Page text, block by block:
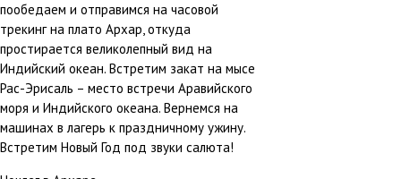
пообедаем и отправимся на часовой
трекинг на плато Архар, откуда
простирается великолепный вид на
Индийский океан. Встретим закат на мысе
Рас-Эрисаль – место встречи Аравийского
моря и Индийского океана. Вернемся на
машинах в лагерь к праздничному ужину.
Встретим Новый Год под звуки салюта!